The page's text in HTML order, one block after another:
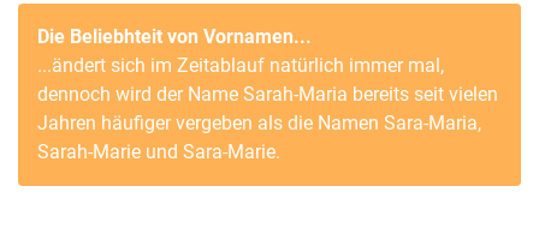
Die Beliebhteit von Vornamen...
...ändert sich im Zeitablauf natürlich immer mal,
dennoch wird der Name Sarah-Maria bereits seit vielen
Jahren häufiger vergeben als die Namen Sara-Maria,
Sarah-Marie und Sara-Marie.